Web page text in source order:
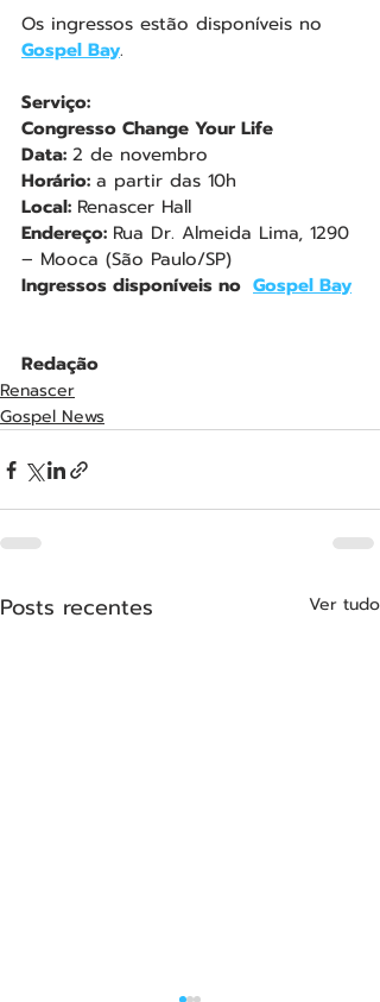
Os ingressos estão disponíveis no
Gospel Bay.
Serviço:
Congresso Change Your Life
Data: 2 de novembro
Horário: a partir das 10h
Local: Renascer Hall
Endereço: Rua Dr. Almeida Lima, 1290
– Mooca (São Paulo/SP)
Ingressos disponíveis no Gospel Bay
Redação
Renascer
Gospel News
Posts recentes Ver tudo